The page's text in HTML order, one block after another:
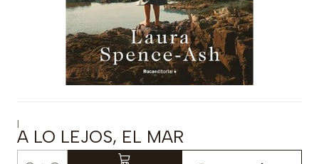
|
A LO LEJOS, EL MAR